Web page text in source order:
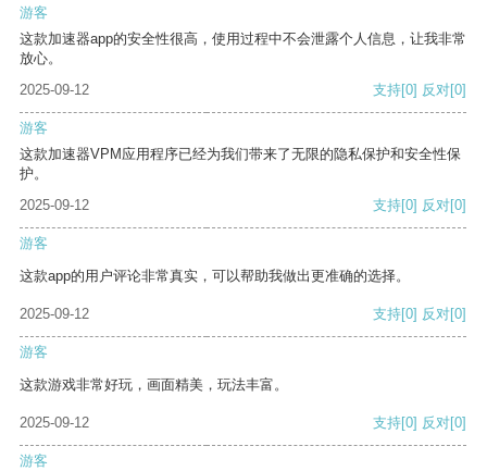
游客
这款加速器app的安全性很高，使用过程中不会泄露个人信息，让我非常
放心。
2025-09-12
支持[0] 反对[0]
游客
这款加速器VPM应用程序已经为我们带来了无限的隐私保护和安全性保
护。
2025-09-12
支持[0] 反对[0]
游客
这款app的用户评论非常真实，可以帮助我做出更准确的选择。
2025-09-12 支持[0] 反对[0]
游客
这款游戏非常好玩，画面精美，玩法丰富。
2025-09-12 支持[0] 反对[0]
游客